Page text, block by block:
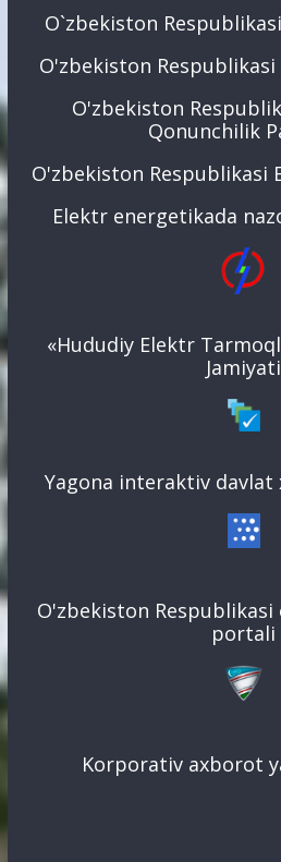
O`zbekiston
O'zbekiston
O'zbekiston
Qonunchilik
O'zbekiston Respublikasi
Elektr energetikada
«Hududiy Elektr
Jamiyati
Yagona interaktiv
O'zbekiston
portali
Korporativ axborot